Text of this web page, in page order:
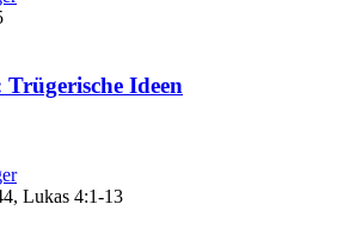
Ideen
Lukas 4:1-13